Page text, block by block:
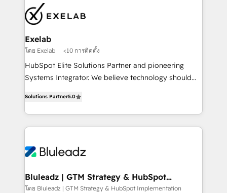
market and enterprise organizations, our team
combines strong technical execution with real
business perspective. Many of our consultants have
scaled businesses themselves, giving us a practical
understanding of what owners and operators need
as their systems, data, and processes evolve. Since
range of industries, including healthcare, software,
B2B services, manufacturing, financial services and
on delivering clean, scalable, AI-ready systems that
create long-term value and a consistently strong
Exelab
โดย Exelab <10 การติดตั้ง
HubSpot Elite Solutions Partner and pioneering
Systems Integrator. We believe technology should
Every engagement begins with clear objectives,
customer journey mapping, and measurable KPIs.
Only then we architect solutions. The question is
outcomes to deliver. -SYSTEM INTEGRATION-
make HubSpot the operational hub, integrated with
SAP, Microsoft Dynamics, custom ERPs, and any
Solutions Partner5.0
Bluleadz | GTM Strategy & HubSpot
Implementation
โดย Bluleadz | GTM Strategy & HubSpot Implementation